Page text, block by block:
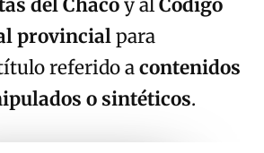
del Chacoy alCódigo
provincialpara
referido acontenidos
o sintéticos.